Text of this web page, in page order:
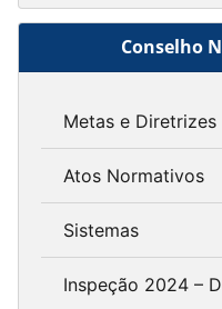
Conselho
Metas e
Atos Normativos
Sistemas
Inspeção 2024 –